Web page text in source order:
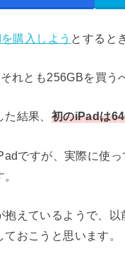
購入しよう とすると
れとも256GBを買う
結果、 初のiPadは
ですが、実際に使
抱えているようで、以
おこうと思います。